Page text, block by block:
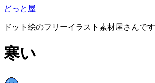
どっと屋
ドット絵のフリーイラスト素材屋さんです
寒い